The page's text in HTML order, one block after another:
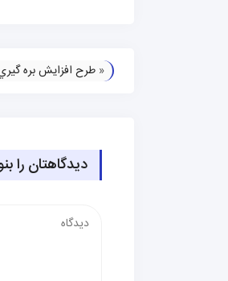
« طرح افزايش بره
دیدگاهتان را